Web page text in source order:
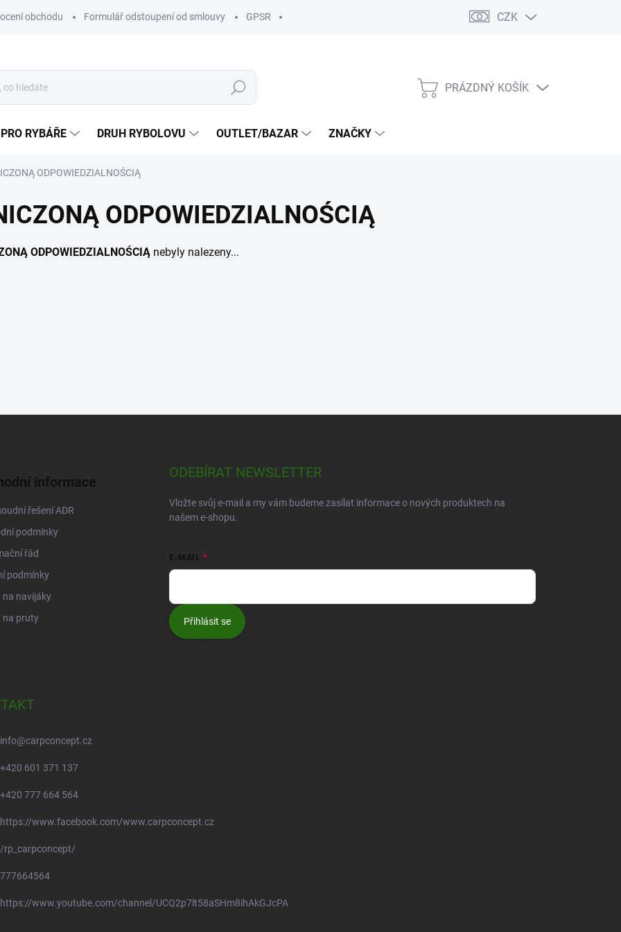
obchodu Formulář odstoupení od smlouvy GPSR CZK
Hledat
NÁKUPNÍ
PRÁZDNÝ KOŠÍK
RYBÁŘE DRUH RYBOLOVU OUTLET/BAZAR ZNAČKY
ODPOWIEDZIALNOŚCIĄ
ODPOWIEDZIALNOŚCIĄ
ODPOWIEDZIALNOŚCIĄ nebyly nalezeny...
informace
řešení ADR
podmínky
řád
podmínky
na navijáky
na pruty
ODEBÍRAT NEWSLETTER
Vložte svůj e-mail a my vám budeme zasílat informace o nových produktech na
našem e-shopu.
E-MAIL
Přihlásit se
info@carpconcept.cz
+420 601 371 137
+420 777 664 564
https://www.facebook.com/www.carpconcept.cz
/rp_carpconcept/
777664564
https://www.youtube.com/channel/UCQ2p7lt58aSHm8ihAkGJcPA